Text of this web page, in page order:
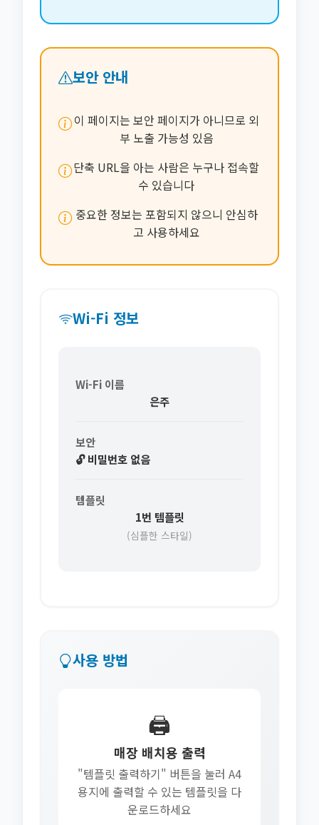
보안 안내
이 페이지는 보안 페이지가 아니므로 외
부 노출 가능성 있음
단축 URL을 아는 사람은 누구나 접속할
수 있습니다
중요한 정보는 포함되지 않으니 안심하
고 사용하세요
Wi-Fi 정보
Wi-Fi 이름
은주
보안
🔓 비밀번호 없음
템플릿
1번 템플릿
(심플한 스타일)
사용 방법
🖨️
매장 배치용 출력
"템플릿 출력하기" 버튼을 눌러 A4
용지에 출력할 수 있는 템플릿을 다
운로드하세요